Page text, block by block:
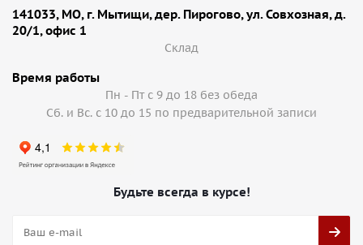
141033, МО, г. Мытищи, дер. Пирогово, ул. Совхозная, д.
20/1, офис 1
Cклад
Время работы
Пн - Пт с 9 до 18 без обеда
Сб. и Вс. с 10 до 15 по предварительной записи
Будьте всегда в курсе!